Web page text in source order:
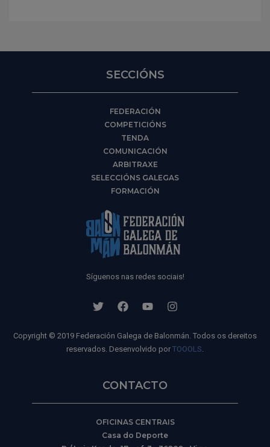
SECCIÓNS
FEDERACIÓN
COMPETICIÓNS
TENDA
COMUNICACIÓN
ARBITRAXE
SELECCIÓNS GALEGAS
FORMACIÓN
Síguenos nas redes sociais!
Copyright © 2019 Federación Galega de Balonmán. Todos os dereitos
reservados. Desenvolvido por TOOOLS.
CONTACTO
OFICINAS CENTRAIS
Casa do Deporte